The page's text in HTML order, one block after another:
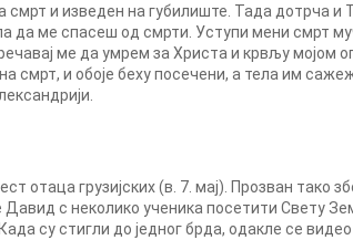
смрт и изведен на губилиште. Тада дотрча и
да ме спасеш од смрти. Уступи мени смрт
ме да умрем за Христа и крвљу мојом
смрт, и обоје беху посечени, а тела им
отаца грузијских (в. 7. мај). Прозван тако
с неколико ученика посетити Свету
су стигли до једног брда, одакле се